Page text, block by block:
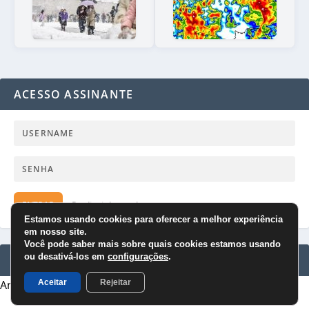
ACESSO ASSINANTE
ENTRAR Perdi minha senha
ANÚNCIOS
Anúncios
Estamos usando cookies para oferecer a melhor experiência
em nosso site.
Você pode saber mais sobre quais cookies estamos usando
ou desativá-los em configurações.
Aceitar Rejeitar